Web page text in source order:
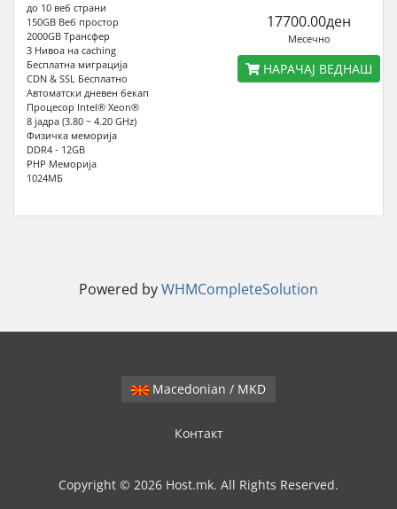
до 10 веб страни
150GB Веб простор
2000GB Трансфер
3 Нивоа на caching
Бесплатна миграција
CDN & SSL Бесплатно
Автоматски дневен бекап
Процесор Intel® Xeon®
8 јадра (3.80 ~ 4.20 GHz)
Физичка меморија
DDR4 - 12GB
PHP Меморија
1024МБ
17700.00ден
Месечно
НАРАЧАЈ ВЕДНАШ
Powered byWHMCompleteSolution
Macedonian / MKD
Контакт
Copyright © 2026 Host.mk. All Rights Reserved.